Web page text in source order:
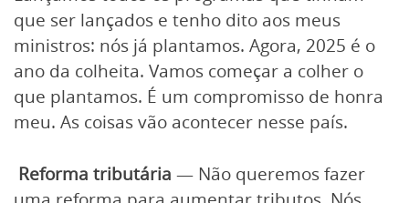
que ser lançados e tenho dito aos meus
ministros: nós já plantamos. Agora, 2025 é o
ano da colheita. Vamos começar a colher o
que plantamos. É um compromisso de honra
meu. As coisas vão acontecer nesse país.
Reforma tributária — Não queremos fazer